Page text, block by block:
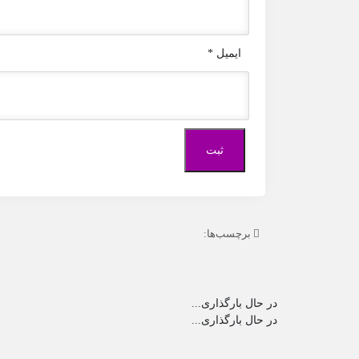
ایمیل *
برچسب‌ها:
در حال بارگذاری...
در حال بارگذاری...